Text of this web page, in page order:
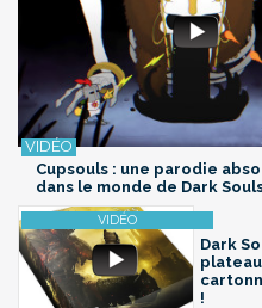
Cupsouls : une parodie
dans le monde de Dark
Dark
!